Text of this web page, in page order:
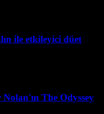
ile etkileyici düet
The Odyssey